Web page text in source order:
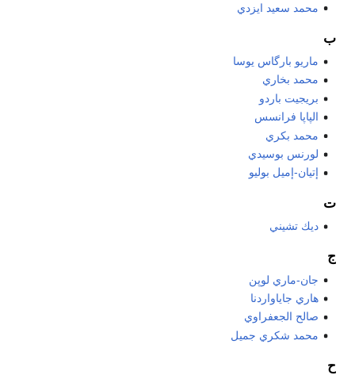
محمد سعيد ايزدي
ب
ماريو بارگاس يوسا
محمد بخاري
بريجيت باردو
الپاپا فرانسس
محمد بكري
لورنس بوسيدي
إتيان-إميل بوليو
ت
ديك تشيني
ج
جان-ماري لوپن
هاري جاياواردنا
صالح الجعفراوي
محمد شكري جميل
ح